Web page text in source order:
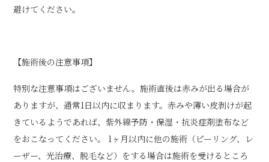
避けてください。
【施術後の注意事項】
特別な注意事項はございません。施術直後は赤みが出る場合が
ありますが、通常1日以内に収まります。赤みや薄い皮剥けが起
きているようであれば、紫外線予防・保湿・抗炎症剤塗布など
をおこなってください。 1ヶ月以内に他の施術（ピーリング、レ
ーザー、光治療、脱毛など）をする場合は施術を受けるところ